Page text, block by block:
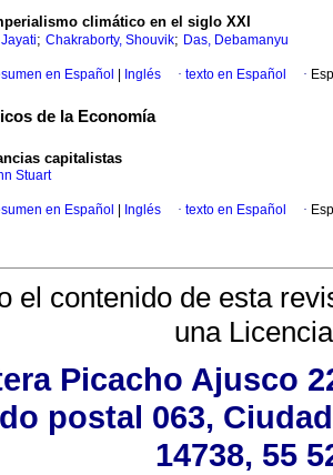
climático en el siglo XXI
; Chakraborty, Shouvik; Das, Debamanyu
en Español Inglés · texto en Español ·
de la Economía
capitalistas
Stuart
en Español Inglés · texto en Español ·
el contenido de esta
una
Picacho Ajusco
postal 063,
14738, 55